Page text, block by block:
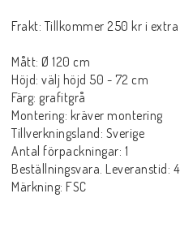
Frakt: Tillkommer 250 kr i
Mått: Ø 120 cm
Höjd: välj höjd 50 - 72 cm
Färg: grafitgrå
Montering: kräver montering
Tillverkningsland: Sverige
Antal förpackningar: 1
Beställningsvara. Leveranstid:
Märkning: FSC